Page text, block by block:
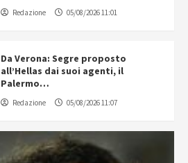
Redazione 05/08/2026 11:01
Da Verona: Segre proposto
all’Hellas dai suoi agenti, il
Palermo…
Redazione 05/08/2026 11:07